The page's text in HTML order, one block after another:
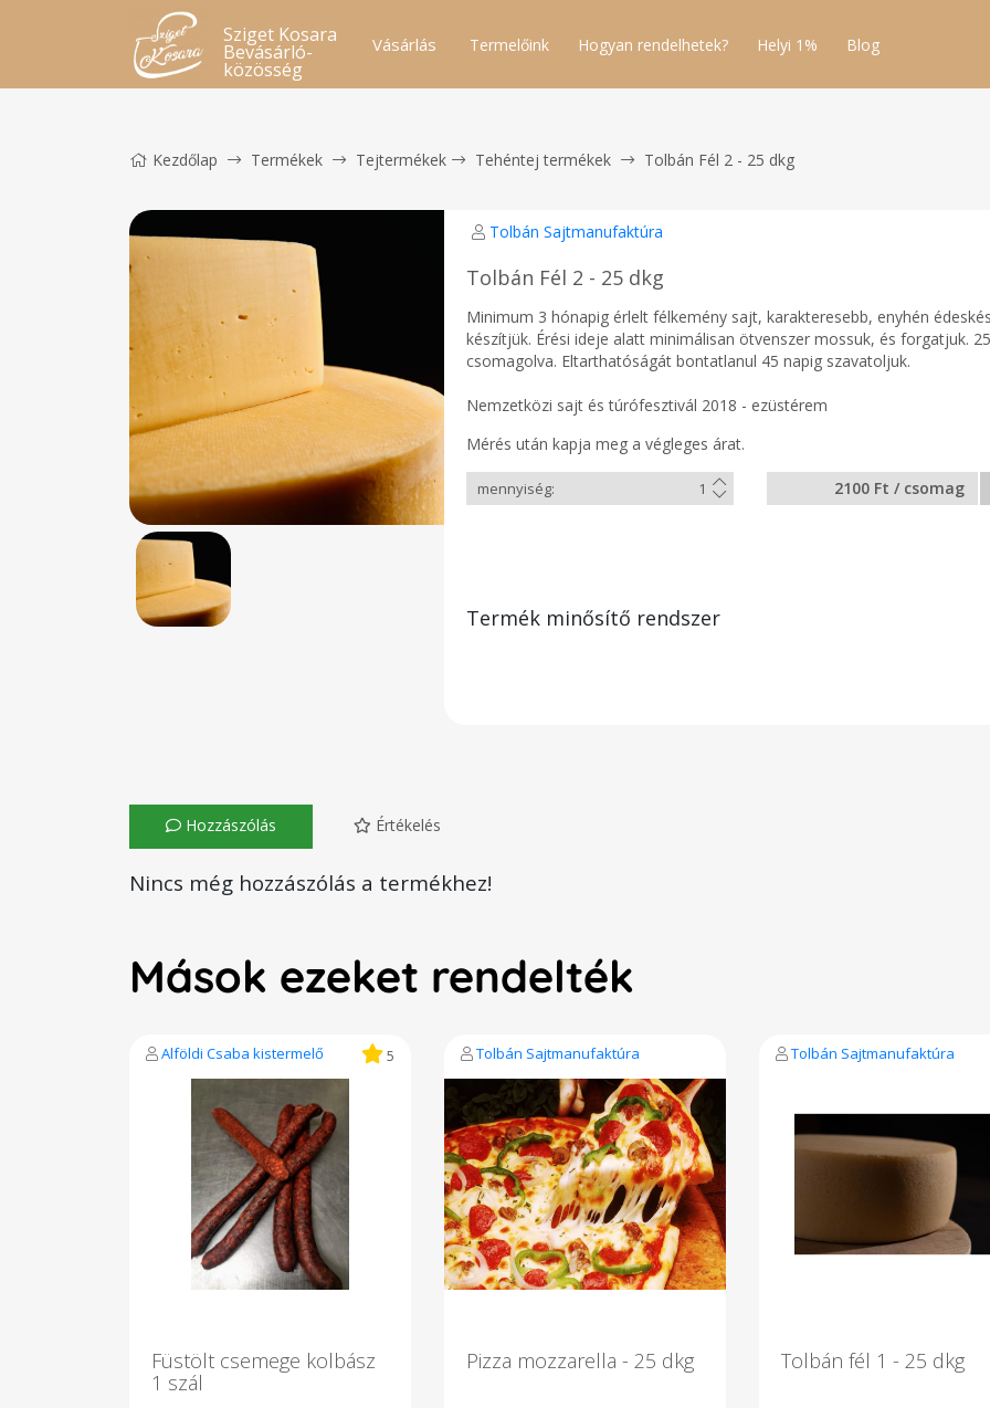
Sziget Kosara
Bevásárló-
közösség
Vásárlás Termelőink Hogyan rendelhetek? Helyi 1% Blog
Kezdőlap Termékek Tejtermékek Tehéntej termékek Tolbán Fél 2 - 25 dkg
Tolbán Sajtmanufaktúra
Tolbán Fél 2 - 25 dkg
Minimum 3 hónapig érlelt félkemény sajt, karakteresebb, enyhén
készítjük. Érési ideje alatt minimálisan ötvenszer mossuk, és forgatjuk.
csomagolva. Eltarthatóságát bontatlanul 45 napig szavatoljuk.
Nemzetközi sajt és túrófesztivál 2018 - ezüstérem
Mérés után kapja meg a végleges árat.
2100 Ft / csomag
Termék minősítő rendszer
Hozzászólás Értékelés
Nincs még hozzászólás a termékhez!
Mások ezeket rendelték
Alföldi Csaba kistermelő 5
Füstölt csemege kolbász
1 szál
Tolbán Sajtmanufaktúra
Pizza mozzarella - 25 dkg
Tolbán Sajtmanufaktúra
Tolbán fél 1 - 25 dkg